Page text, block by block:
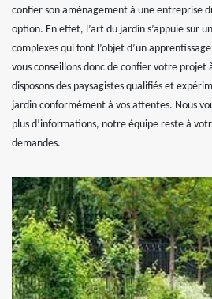
confier son aménagement à une entreprise
option. En effet, l’art du jardin s’appuie sur
complexes qui font l’objet d’un
vous conseillons donc de confier votre projet
disposons des paysagistes qualifiés et
jardin conformément à vos attentes. Nous
plus d’informations, notre équipe reste à
demandes.